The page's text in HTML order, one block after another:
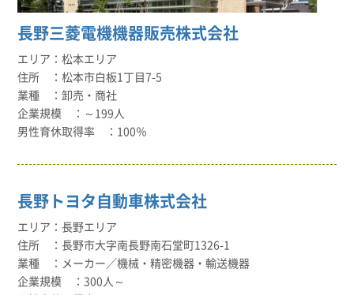
長野三菱電機機器販売株式会社
松本エリア
松本市白板1丁目7-5
卸売・商社
～199人
100％
長野トヨタ自動車株式会社
長野エリア
長野市大字南長野南石堂町1326-1
メーカー／機械・精密機器・輸送機器
300人～